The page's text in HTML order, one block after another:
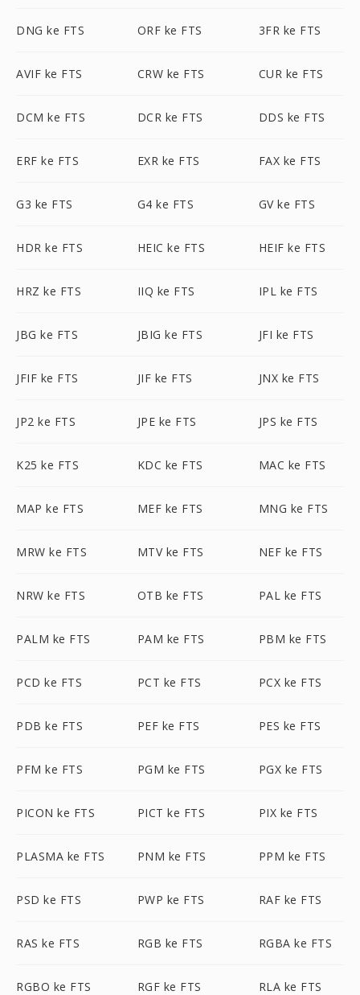
DNG ke FTS ORF ke FTS 3FR ke FTS
AVIF ke FTS CRW ke FTS CUR ke FTS
DCM ke FTS DCR ke FTS DDS ke FTS
ERF ke FTS EXR ke FTS FAX ke FTS
G3 ke FTS G4 ke FTS GV ke FTS
HDR ke FTS HEIC ke FTS HEIF ke FTS
HRZ ke FTS IIQ ke FTS IPL ke FTS
JBG ke FTS JBIG ke FTS JFI ke FTS
JFIF ke FTS JIF ke FTS JNX ke FTS
JP2 ke FTS JPE ke FTS JPS ke FTS
K25 ke FTS KDC ke FTS MAC ke FTS
MAP ke FTS MEF ke FTS MNG ke FTS
MRW ke FTS MTV ke FTS NEF ke FTS
NRW ke FTS OTB ke FTS PAL ke FTS
PALM ke FTS PAM ke FTS PBM ke FTS
PCD ke FTS PCT ke FTS PCX ke FTS
PDB ke FTS PEF ke FTS PES ke FTS
PFM ke FTS PGM ke FTS PGX ke FTS
PICON ke FTS PICT ke FTS PIX ke FTS
PLASMA ke FTS PNM ke FTS PPM ke FTS
PSD ke FTS PWP ke FTS RAF ke FTS
RAS ke FTS RGB ke FTS RGBA ke FTS
RGBO ke FTS RGF ke FTS RLA ke FTS